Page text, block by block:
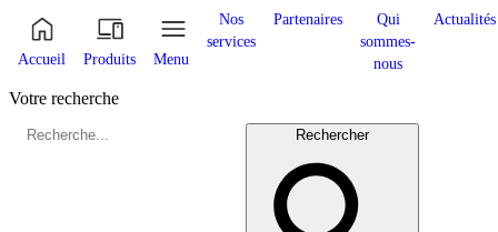
Accueil Produits Menu
Nos
services
Partenaires
Qui
sommes-
nous
Actualités
Votre recherche
Rechercher